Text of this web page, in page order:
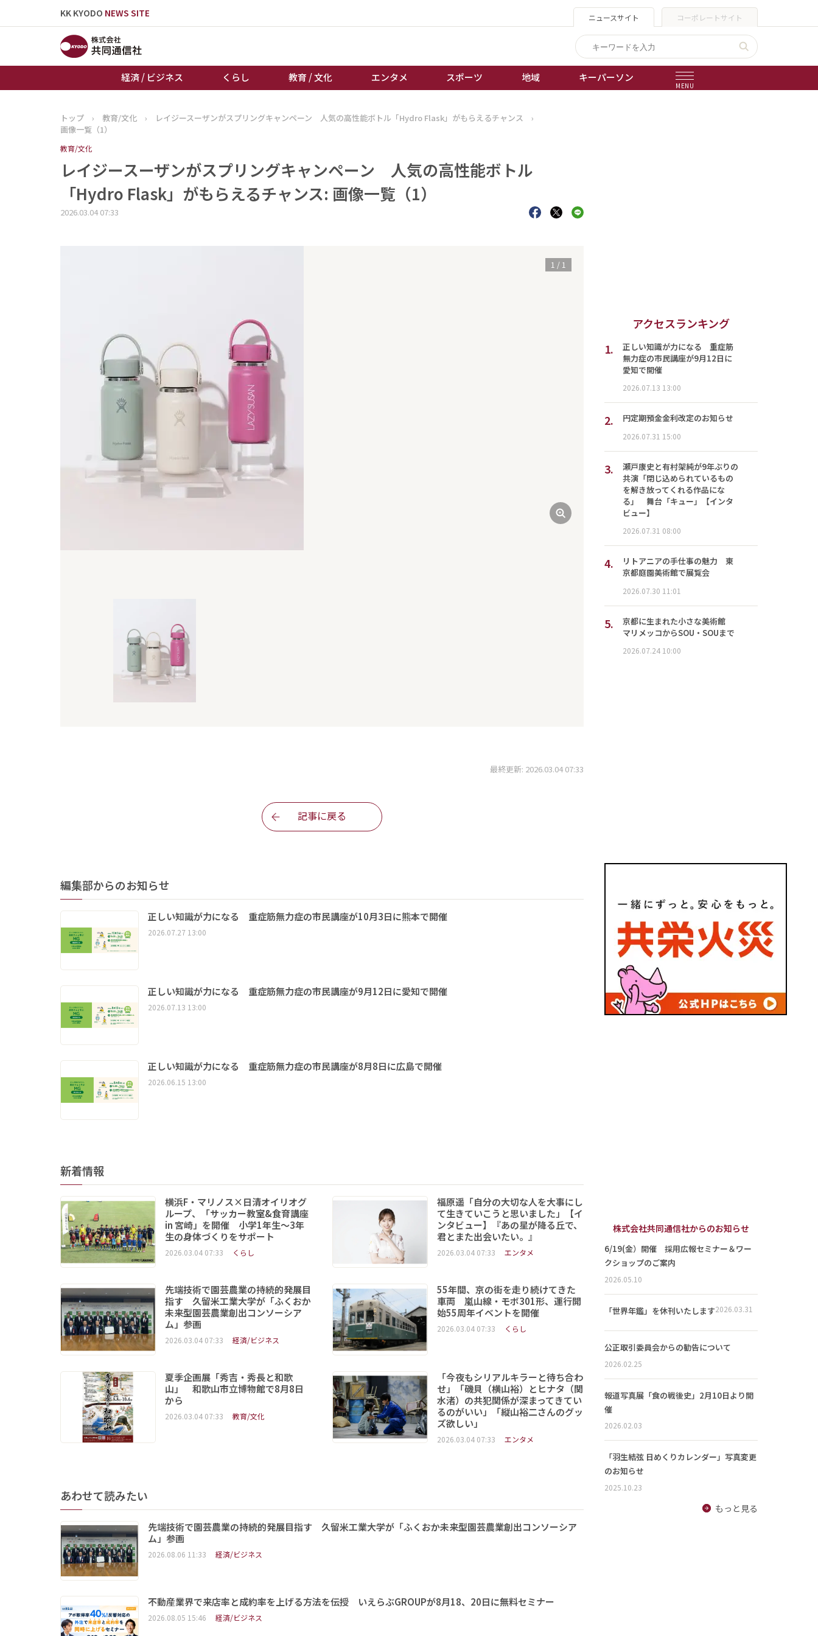
KK KYODO NEWS SITE ニュースサイト コーポレートサイト
経済 / ビジネス くらし 教育 / 文化 エンタメ スポーツ 地域 キーパーソン
MENU
トップページ
経済 / ビジネス
エンタメ
スポーツ
誰もが輝いて働く社会へ
競輪
トップ › 教育/文化 › レイジースーザンがスプリングキャンペーン 人気の高性能ボトル「Hydro Flask」がもらえるチャンス
›
画像一覧（1）
教育/文化
レイジースーザンがスプリングキャンペーン 人気の高性能ボトル
「Hydro Flask」がもらえるチャンス: 画像一覧（1）
2026.03.04 07:33
1 / 1
最終更新: 2026.03.04 07:33
記事に戻る
編集部からのお知らせ
正しい知識が力になる 重症筋無力症の市民講座が10月3日に熊本で開催
2026.07.27 13:00
正しい知識が力になる 重症筋無力症の市民講座が9月12日に愛知で開催
2026.07.13 13:00
正しい知識が力になる 重症筋無力症の市民講座が8月8日に広島で開催
2026.06.15 13:00
新着情報
横浜F・マリノス×日清オイリオグ
ループ、「サッカー教室&食育講座
in 宮崎」を開催 小学1年生～3年
生の身体づくりをサポート
2026.03.04 07:33 くらし
福原遥「自分の大切な人を大事にし
て生きていこうと思いました」【イ
ンタビュー】『あの星が降る丘で、
君とまた出会いたい。』
2026.03.04 07:33 エンタメ
先端技術で園芸農業の持続的発展目
指す 久留米工業大学が「ふくおか
未来型園芸農業創出コンソーシア
ム」参画
2026.03.04 07:33 経済/ビジネス
55年間、京の街を走り続けてきた
車両 嵐山線・モボ301形、運行開
始55周年イベントを開催
2026.03.04 07:33 くらし
夏季企画展「秀吉・秀長と和歌
山」 和歌山市立博物館で8月8日
から
2026.03.04 07:33 教育/文化
「今夜もシリアルキラーと待ち合わ
せ」「磯貝（横山裕）とヒナタ（関
水渚）の共犯関係が深まってきてい
るのがいい」「縦山裕二さんのグッ
ズ欲しい」
2026.03.04 07:33 エンタメ
あわせて読みたい
先端技術で園芸農業の持続的発展目指す 久留米工業大学が「ふくおか未来型園芸農業創出コンソーシア
ム」参画
2026.08.06 11:33 経済/ビジネス
不動産業界で来店率と成約率を上げる方法を伝授 いえらぶGROUPが8月18、20日に無料セミナー
2026.08.05 15:46 経済/ビジネス
アクセスランキング
1.
正しい知識が力になる 重症筋
無力症の市民講座が9月12日に
愛知で開催
2026.07.13 13:00
2. 円定期預金金利改定のお知らせ
2026.07.31 15:00
3.
瀬戸康史と有村架純が9年ぶりの
共演「閉じ込められているもの
を解き放ってくれる作品にな
る」 舞台「キュー」【インタ
ビュー】
2026.07.31 08:00
4.
リトアニアの手仕事の魅力 東
京都庭園美術館で展覧会
2026.07.30 11:01
5.
京都に生まれた小さな美術館
マリメッコからSOU・SOUまで
2026.07.24 10:00
株式会社共同通信社からのお知らせ
6/19(金）開催 採用広報セミナー＆ワー
クショップのご案内
2026.05.10
「世界年鑑」を休刊いたします2026.03.31
公正取引委員会からの勧告について
2026.02.25
報道写真展「食の戦後史」2月10日より開
催
2026.02.03
「羽生結弦 日めくりカレンダー」写真変更
のお知らせ
2025.10.23
もっと見る